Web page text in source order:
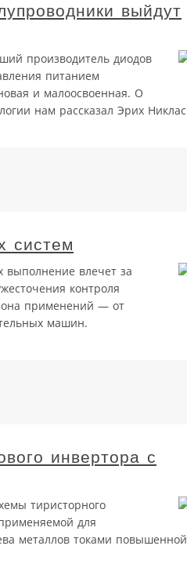
выйдут
производитель диодов
питанием
и малоосвоенная. О
нам рассказал Эрих Никлас
систем
выполнение влечет за
контроля
применений — от
машин.
инвертора с
тиристорного
для
металлов токами повышенной